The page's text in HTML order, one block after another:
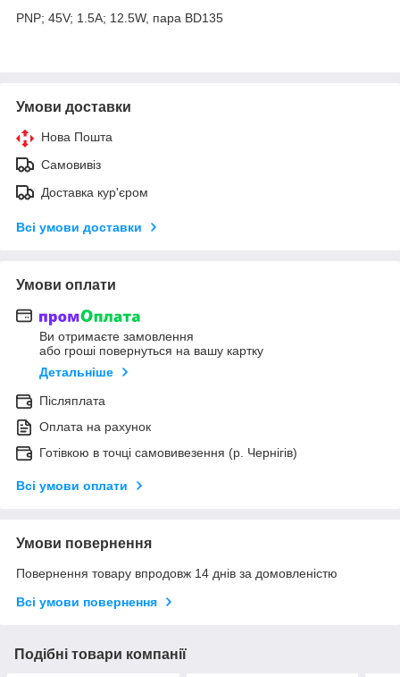
PNP; 45V; 1.5A; 12.5W, пара BD135
Умови доставки
Нова Пошта
Самовивіз
Доставка кур'єром
Всі умови доставки
Умови оплати
Ви отримаєте замовлення
або гроші повернуться на вашу картку
Детальніше
Післяплата
Оплата на рахунок
Готівкою в точці самовивезення (р. Чернігів)
Всі умови оплати
Умови повернення
Повернення товару впродовж 14 днів за домовленістю
Всі умови повернення
Подібні товари компанії